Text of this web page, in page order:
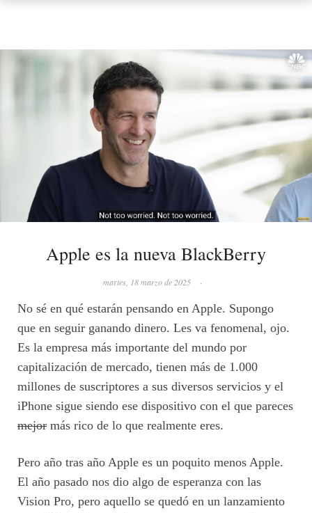
Apple es la nueva BlackBerry
martes, 18 marzo de 2025 ·
No sé en qué estarán pensando en Apple. Supongo
que en seguir ganando dinero. Les va fenomenal, ojo.
Es la empresa más importante del mundo por
capitalización de mercado, tienen más de 1.000
millones de suscriptores a sus diversos servicios y el
iPhone sigue siendo ese dispositivo con el que pareces
mejor más rico de lo que realmente eres.
Pero año tras año Apple es un poquito menos Apple.
El año pasado nos dio algo de esperanza con las
Vision Pro, pero aquello se quedó en un lanzamiento